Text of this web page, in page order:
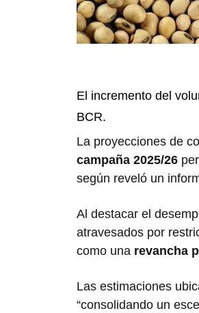
El incremento del
BCR.
La proyecciones de
campaña 2025/26
según reveló un
Al destacar el
atravesados por
como una revancha
Las estimaciones
“consolidando un